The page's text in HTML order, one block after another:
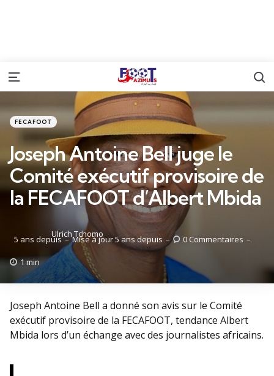
Menu
Catégories
Posté
dans
FECAFOOT
Joseph Antoine Bell juge le
Comité exécutif provisoire de
la FECAFOOT d’Albert Mbida
Posté
par
Ulrich Tchomo
5 ans depuis Mise à jour5 ans depuis 0Commentaires
1 min
Joseph Antoine Bell a donné son avis sur le Comité
exécutif provisoire de la FECAFOOT, tendance Albert
Mbida lors d’un échange avec des journalistes africains.